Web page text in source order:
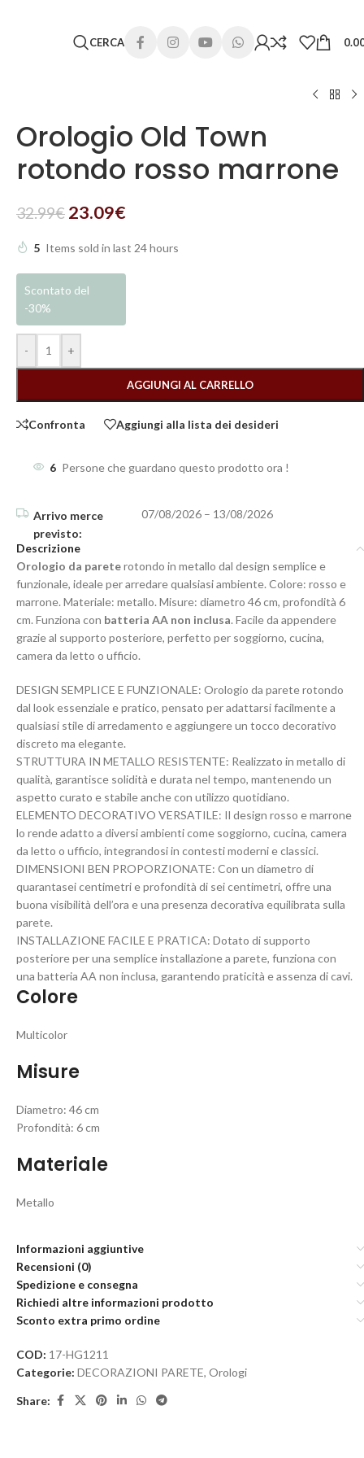
CERCA
Orologio Old Town
rotondo rosso marrone
32.99€ 23.09€
5 Items sold in last 24 hours
Scontato del
-30%
- +
AGGIUNGI AL CARRELLO
Confronta Aggiungi alla lista dei desideri
6 Persone che guardano questo prodotto ora !
07/08/2026 – 13/08/2026
Descrizione
Orologio da pareterotondo in metallo dal design semplice e
funzionale, ideale per arredare qualsiasi ambiente. Colore: rosso e
marrone. Materiale: metallo. Misure: diametro 46 cm, profondità 6
cm. Funziona con batteria AA non inclusa. Facile da appendere
grazie al supporto posteriore, perfetto per soggiorno, cucina,
camera da letto o ufficio.
DESIGN SEMPLICE E FUNZIONALE: Orologio da parete rotondo
dal look essenziale e pratico, pensato per adattarsi facilmente a
qualsiasi stile di arredamento e aggiungere un tocco decorativo
discreto ma elegante.
STRUTTURA IN METALLO RESISTENTE: Realizzato in metallo di
qualità, garantisce solidità e durata nel tempo, mantenendo un
aspetto curato e stabile anche con utilizzo quotidiano.
ELEMENTO DECORATIVO VERSATILE: Il design rosso e marrone
lo rende adatto a diversi ambienti come soggiorno, cucina, camera
da letto o ufficio, integrandosi in contesti moderni e classici.
DIMENSIONI BEN PROPORZIONATE: Con un diametro di
quarantasei centimetri e profondità di sei centimetri, offre una
buona visibilità dell’ora e una presenza decorativa equilibrata sulla
parete.
INSTALLAZIONE FACILE E PRATICA: Dotato di supporto
posteriore per una semplice installazione a parete, funziona con
una batteria AA non inclusa, garantendo praticità e assenza di cavi.
Colore
Multicolor
Misure
Diametro: 46 cm
Profondità: 6 cm
Materiale
Metallo
Informazioni aggiuntive
Recensioni (0)
Spedizione e consegna
Richiedi altre informazioni prodotto
Sconto extra primo ordine
COD: 17-HG1211
Categorie: DECORAZIONI PARETE, Orologi
Share: